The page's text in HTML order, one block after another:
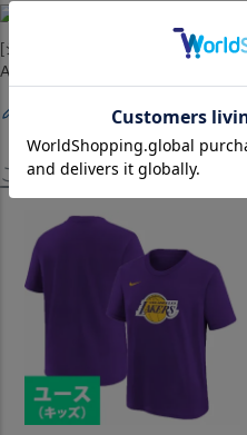
[ショーツ][ボトムス][Youth
Angeles Lakers][Purple][バスケッ
レビューを書く
この商品を見たお客様はこ